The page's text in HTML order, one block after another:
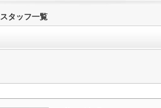
スタッフ一覧